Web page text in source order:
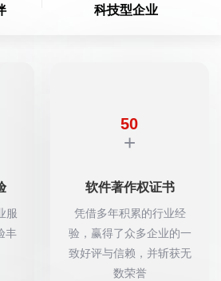
科技型企业
服
丰
50
+
软件著作权证书
凭借多年积累的行业经
验，赢得了众多企业的一
致好评与信赖，并斩获无
数荣誉